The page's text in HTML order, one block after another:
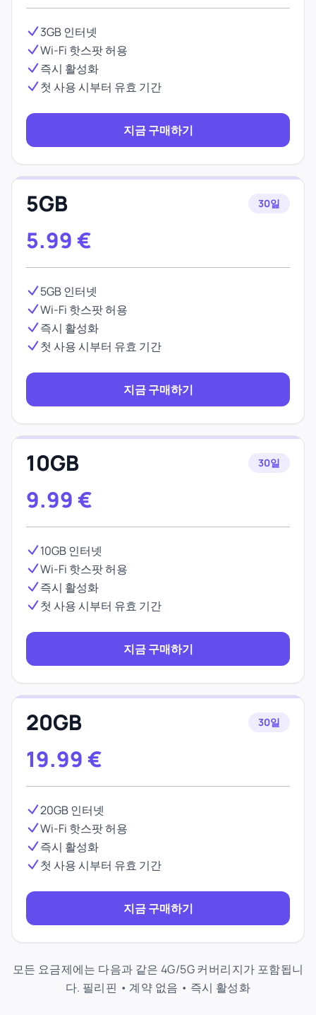
3GB 인터넷
Wi-Fi 핫스팟 허용
즉시 활성화
첫 사용 시부터 유효 기간
지금 구매하기
5GB 30일
5.99 €
5GB 인터넷
Wi-Fi 핫스팟 허용
즉시 활성화
첫 사용 시부터 유효 기간
지금 구매하기
10GB 30일
9.99 €
10GB 인터넷
Wi-Fi 핫스팟 허용
즉시 활성화
첫 사용 시부터 유효 기간
지금 구매하기
20GB 30일
19.99 €
20GB 인터넷
Wi-Fi 핫스팟 허용
즉시 활성화
첫 사용 시부터 유효 기간
지금 구매하기
모든 요금제에는 다음과 같은 4G/5G 커버리지가 포함됩니
다. 필리핀 • 계약 없음 • 즉시 활성화